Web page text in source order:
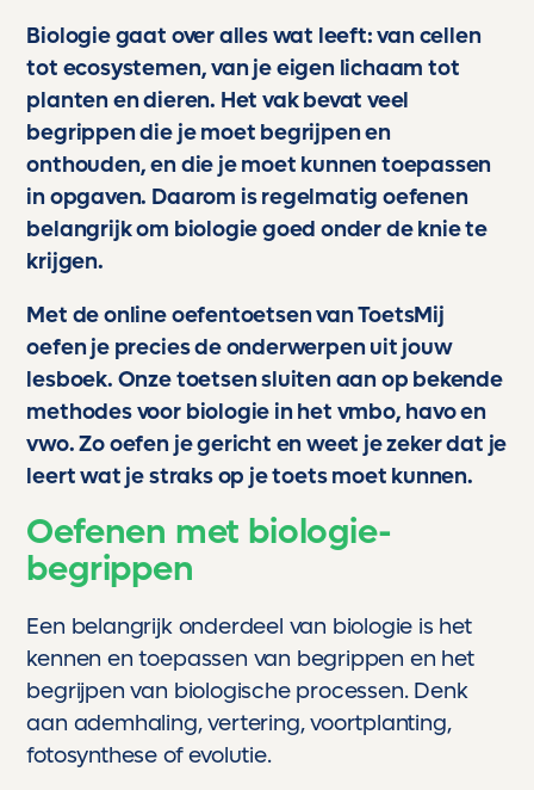
kloppen, aansluiten en eerlijk meten.
- Meedenkend, het voelt alsof er altijd iemand
achter de schermen staat die begrijpt wat
leerlingen nodig hebben.
- Topkwaliteit geen rommel, geen gokwerk,
maar echt professioneel materiaal waar
scholen jaloers op zouden zijn.
Voor ons is Toetsmij niet zomaar een
hulpmiddel. Het is een partner in de
kracht die hen helpt groeien, bloeien en boven
zichzelf uitstijgen.
En als trotse ouder kan ik maar één ding
zeggen:
Dankjewel, Toetsmij. Jullie maken écht het
verschil.
Biologie gaat over alles wat leeft: van cellen
tot ecosystemen, van je eigen lichaam tot
planten en dieren. Het vak bevat veel
begrippen die je moet begrijpen en
onthouden, en die je moet kunnen toepassen
in opgaven. Daarom is regelmatig oefenen
belangrijk om biologie goed onder de knie te
krijgen.
Met de online oefentoetsen van ToetsMij
oefen je precies de onderwerpen uit jouw
lesboek. Onze toetsen sluiten aan op bekende
methodes voor biologie in het vmbo, havo en
vwo. Zo oefen je gericht en weet je zeker dat je
leert wat je straks op je toets moet kunnen.
Oefenen met biologie-
begrippen
Een belangrijk onderdeel van biologie is het
kennen en toepassen van begrippen en het
begrijpen van biologische processen. Denk
aan ademhaling, vertering, voortplanting,
fotosynthese of evolutie.